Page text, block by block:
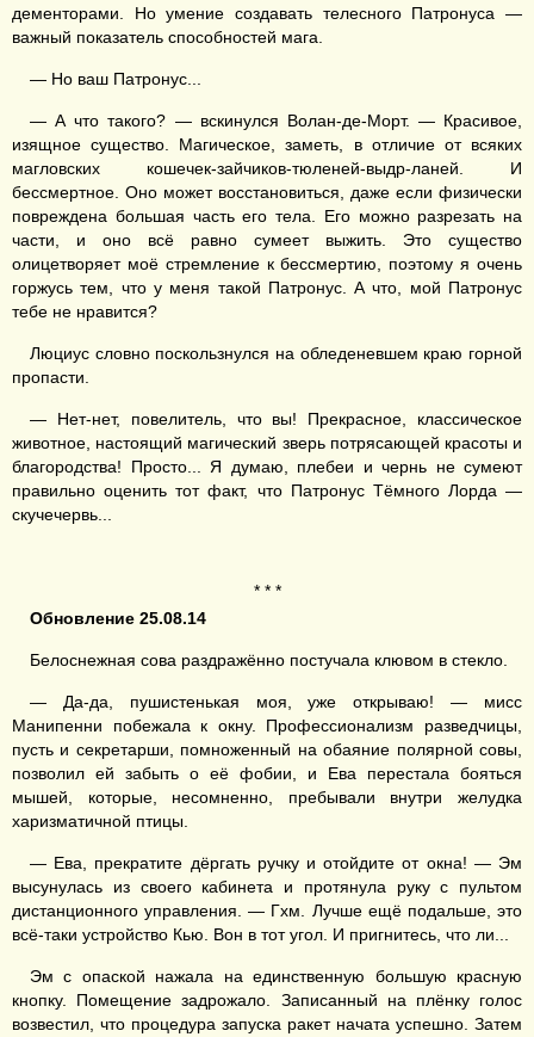
дементорами. Но умение создавать телесного Патронуса —
важный показатель способностей мага.
— Но ваш Патронус...
— А что такого? — вскинулся Волан-де-Морт. — Красивое,
изящное существо. Магическое, заметь, в отличие от всяких
магловских кошечек-зайчиков-тюленей-выдр-ланей. И
бессмертное. Оно может восстановиться, даже если физически
повреждена большая часть его тела. Его можно разрезать на
части, и оно всё равно сумеет выжить. Это существо
олицетворяет моё стремление к бессмертию, поэтому я очень
горжусь тем, что у меня такой Патронус. А что, мой Патронус
тебе не нравится?
Люциус словно поскользнулся на обледеневшем краю горной
пропасти.
— Нет-нет, повелитель, что вы! Прекрасное, классическое
животное, настоящий магический зверь потрясающей красоты и
благородства! Просто... Я думаю, плебеи и чернь не сумеют
правильно оценить тот факт, что Патронус Тёмного Лорда —
скучечервь...
* * *
Обновление 25.08.14
Белоснежная сова раздражённо постучала клювом в стекло.
— Да-да, пушистенькая моя, уже открываю! — мисс
Манипенни побежала к окну. Профессионализм разведчицы,
пусть и секретарши, помноженный на обаяние полярной совы,
позволил ей забыть о её фобии, и Ева перестала бояться
мышей, которые, несомненно, пребывали внутри желудка
харизматичной птицы.
— Ева, прекратите дёргать ручку и отойдите от окна! — Эм
высунулась из своего кабинета и протянула руку с пультом
дистанционного управления. — Гхм. Лучше ещё подальше, это
всё-таки устройство Кью. Вон в тот угол. И пригнитесь, что ли...
Эм с опаской нажала на единственную большую красную
кнопку. Помещение задрожало. Записанный на плёнку голос
возвестил, что процедура запуска ракет начата успешно. Затем